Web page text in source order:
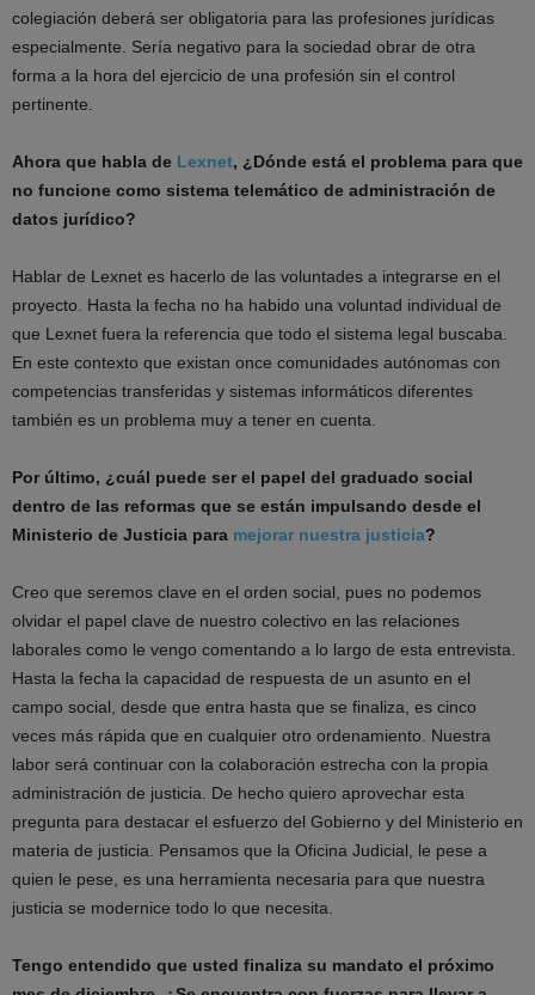
colegiación deberá ser obligatoria para las profesiones jurídicas
especialmente. Sería negativo para la sociedad obrar de otra
forma a la hora del ejercicio de una profesión sin el control
pertinente.
Ahora que habla de Lexnet, ¿Dónde está el problema para que
no funcione como sistema telemático de administración de
datos jurídico?
Hablar de Lexnet es hacerlo de las voluntades a integrarse en el
proyecto. Hasta la fecha no ha habido una voluntad individual de
que Lexnet fuera la referencia que todo el sistema legal buscaba.
En este contexto que existan once comunidades autónomas con
competencias transferidas y sistemas informáticos diferentes
también es un problema muy a tener en cuenta.
Por último, ¿cuál puede ser el papel del graduado social
dentro de las reformas que se están impulsando desde el
Ministerio de Justicia para mejorar nuestra justicia?
Creo que seremos clave en el orden social, pues no podemos
olvidar el papel clave de nuestro colectivo en las relaciones
laborales como le vengo comentando a lo largo de esta entrevista.
Hasta la fecha la capacidad de respuesta de un asunto en el
campo social, desde que entra hasta que se finaliza, es cinco
veces más rápida que en cualquier otro ordenamiento. Nuestra
labor será continuar con la colaboración estrecha con la propia
administración de justicia. De hecho quiero aprovechar esta
pregunta para destacar el esfuerzo del Gobierno y del Ministerio en
materia de justicia. Pensamos que la Oficina Judicial, le pese a
quien le pese, es una herramienta necesaria para que nuestra
justicia se modernice todo lo que necesita.
Tengo entendido que usted finaliza su mandato el próximo